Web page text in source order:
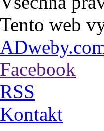
Tento web
Facebook
RSS
Kontakt